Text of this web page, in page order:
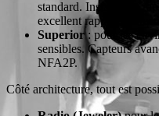
standard. Installation
excellent rapport
Superior: pour les
sensibles. Capteurs
NFA2P.
Côté architecture, tout est